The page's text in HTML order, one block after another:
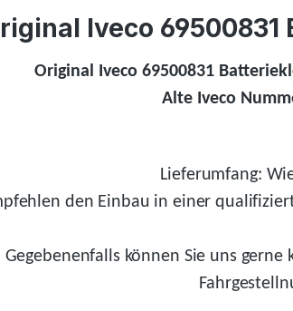
Iveco 69500831
Original Iveco 69500831
Alte Iveco
Lieferumfang:
den Einbau in einer
Gegebenenfalls können Sie uns